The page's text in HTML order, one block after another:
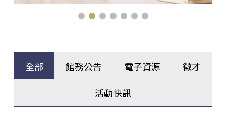
全部 館務公告 電子資源 徵才
活動快訊